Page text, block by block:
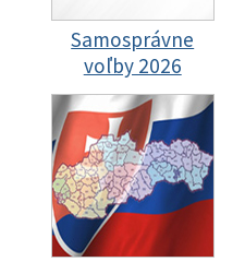
Samosprávne
voľby 2026